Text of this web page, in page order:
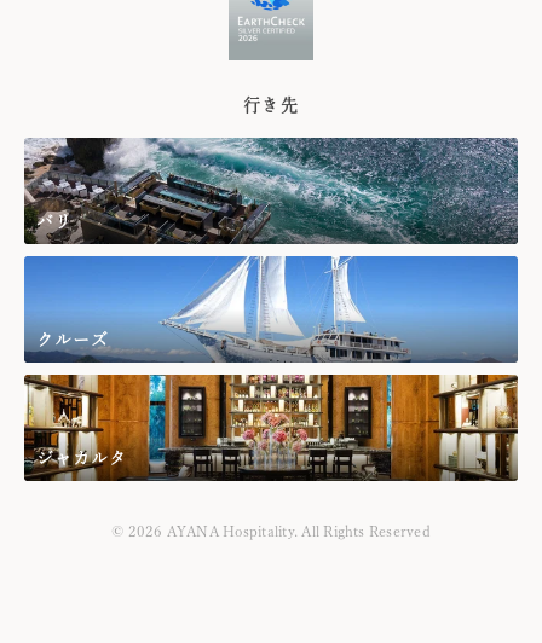
行き先
バリ
クルーズ
ジャカルタ
© 2026 AYANA Hospitality. All Rights Reserved